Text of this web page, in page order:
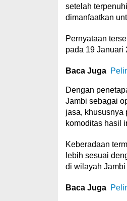
setelah
dimanfaatkan
Pernyataan
pada 19 Januari
Baca Juga
Dengan
Jambi sebagai
jasa, khususnya
komoditas hasil
Keberadaan
lebih sesuai
di wilayah
Baca Juga